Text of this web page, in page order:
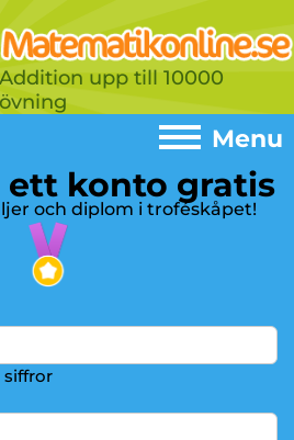
Addition upp till 10000
övning
ett konto gratis
och diplom i troféskåpet!
siffror
Menu
Menu